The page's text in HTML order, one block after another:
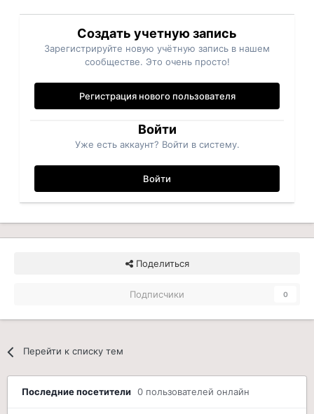
Создать учетную запись
Зарегистрируйте новую учётную запись в нашем
сообществе. Это очень просто!
Регистрация нового пользователя
Войти
Уже есть аккаунт? Войти в систему.
Войти
Поделиться
Подписчики 0
Перейти к списку тем
Последние посетители 0 пользователей онлайн